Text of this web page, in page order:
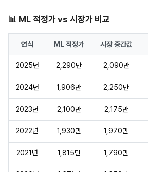
📊 ML 적정가 vs 시장가 비교
연식 ML 적정가 시장 중간값
2025년 2,290만 2,090만
2024년 1,906만 2,250만
2023년 2,100만 2,175만
2022년 1,930만 1,970만
2021년 1,815만 1,790만